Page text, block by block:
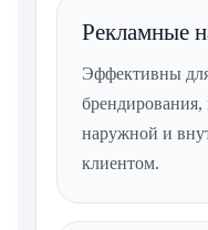
Рекламные
Эффективны
наружной и
клиентом.